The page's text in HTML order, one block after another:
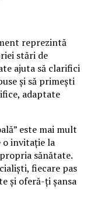
reprezintă
stări de
ajuta să clarifici
și să primești
adaptate
este mai mult
o invitație la
sănătate.
fiecare pas
și oferă-ți șansa